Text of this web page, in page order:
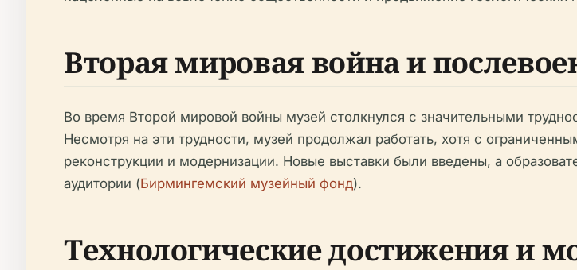
Вторая мировая война и
Во время Второй мировой войны музей столкнулся с значительными
Несмотря на эти трудности, музей продолжал работать, хотя с
реконструкции и модернизации. Новые выставки были введены, а
аудитории (Бирмингемский музейный фонд).
Технологические достижения и